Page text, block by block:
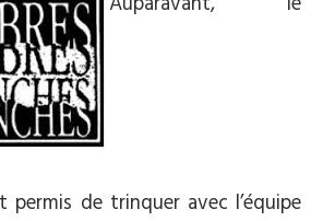
permis de trinquer avec l’équipe